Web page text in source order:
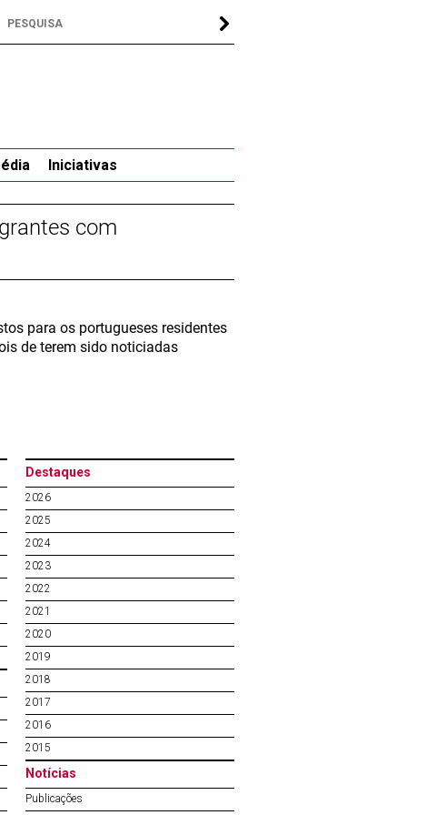
Iniciativas
com
para os portugueses residentes
de terem sido noticiadas
Destaques
2026
2025
2024
2023
2022
2021
2020
2019
2018
2017
2016
2015
Notícias
Publicações